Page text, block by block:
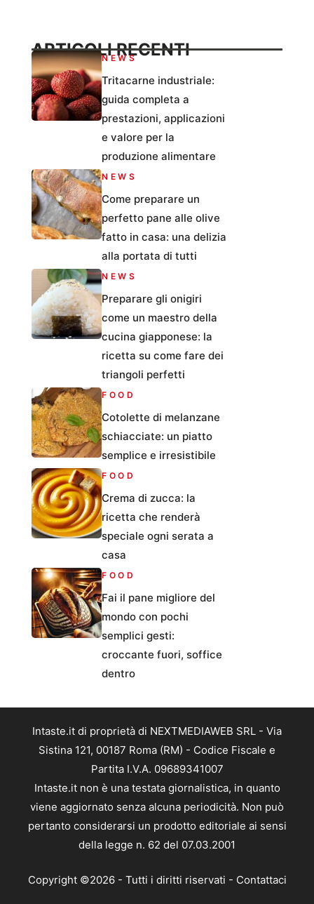
ARTICOLI RECENTI
NEWS
Tritacarne industriale:
guida completa a
prestazioni, applicazioni
e valore per la
produzione alimentare
NEWS
Come preparare un
perfetto pane alle olive
fatto in casa: una delizia
alla portata di tutti
NEWS
Preparare gli onigiri
come un maestro della
cucina giapponese: la
ricetta su come fare dei
triangoli perfetti
FOOD
Cotolette di melanzane
schiacciate: un piatto
semplice e irresistibile
FOOD
Crema di zucca: la
ricetta che renderà
speciale ogni serata a
casa
FOOD
Fai il pane migliore del
mondo con pochi
semplici gesti:
croccante fuori, soffice
dentro
Intaste.it di proprietà di NEXTMEDIAWEB SRL - Via
Sistina 121, 00187 Roma (RM) - Codice Fiscale e
Partita I.V.A. 09689341007
Intaste.it non è una testata giornalistica, in quanto
viene aggiornato senza alcuna periodicità. Non può
pertanto considerarsi un prodotto editoriale ai sensi
della legge n. 62 del 07.03.2001
Copyright ©2026 - Tutti i diritti riservati - Contattaci